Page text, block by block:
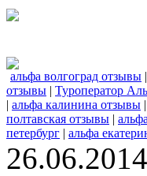
альфа волгоград отзывы |
отзывы | Туроператор
| альфа калинина отзывы |
полтавская отзывы |
петербург | альфа